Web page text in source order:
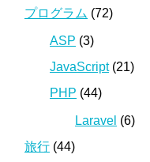
プログラム (72)
ASP (3)
JavaScript(21)
PHP (44)
Laravel (6)
旅行 (44)